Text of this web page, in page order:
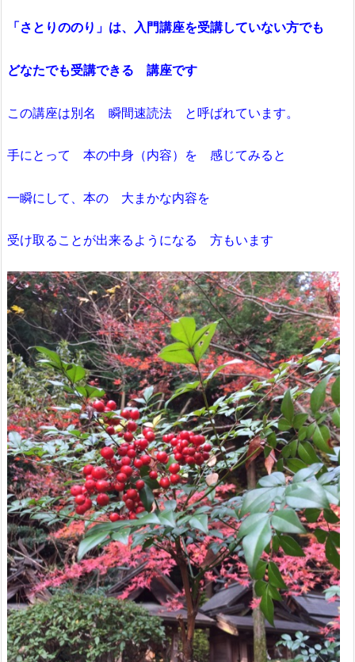
「さとりののり」は、入門講座を受講していない方でも
どなたでも受講できる 講座です
この講座は別名 瞬間速読法 と呼ばれています。
手にとって 本の中身（内容）を 感じてみると
一瞬にして、本の 大まかな内容を
受け取ることが出来るようになる 方もいます